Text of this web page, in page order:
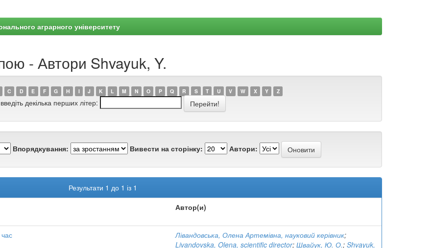
аграрного університету
- Автори Shvayuk, Y.
C D E F G H I J K L M N O P Q R S T U V W X Y Z
декілька перших літер:
Впорядкування: Вивести на сторінку: Автори:
Результати 1 до 1 із 1
Автор(и)
Лівандовська, Олена Артемівна, науковий керівник;
Livandovska, Olena, scientific director; Швайук, Ю. О.; Shvayuk,